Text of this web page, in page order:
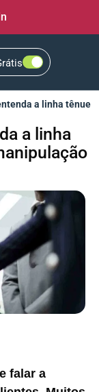
a linha tênue
a linha
falar a